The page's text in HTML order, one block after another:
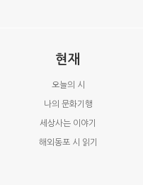
현재
오늘의 시
나의 문화기행
세상사는 이야기
해외동포 시 읽기